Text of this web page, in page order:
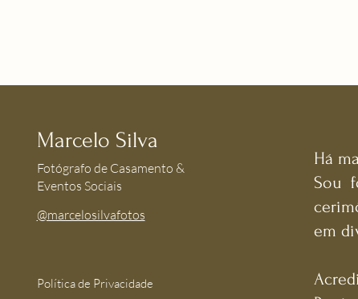
Marcelo Silva
Fotógrafo de Casamento &
Eventos Sociais
@marcelosilvafotos
Política de Privacidade
Há
Sou
em